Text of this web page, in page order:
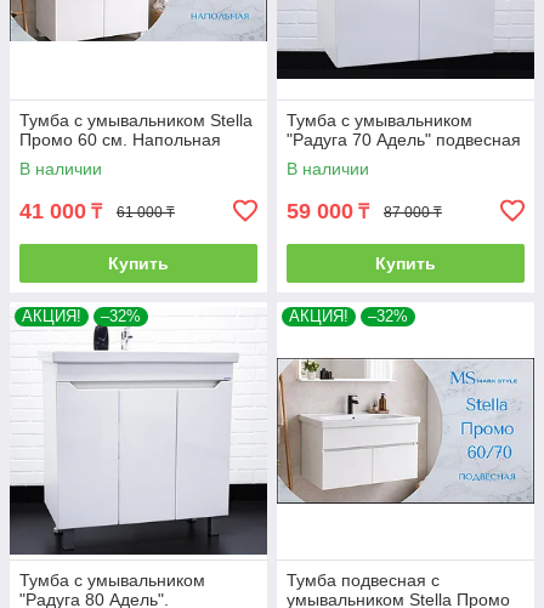
Тумба с умывальником Stella
Промо 60 см. Напольная
В наличии
41 000 ₸ 61 000 ₸
Купить
Тумба с умывальником
"Радуга 70 Адель" подвесная
В наличии
59 000 ₸ 87 000 ₸
Купить
АКЦИЯ! –32%
Тумба с умывальником
"Радуга 80 Адель".
АКЦИЯ! –32%
Тумба подвесная с
умывальником Stella Промо